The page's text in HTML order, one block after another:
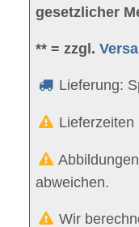
gesetzlicher
** = zzgl.
Lieferung:
Lieferzeiten
abweichen.
Wir